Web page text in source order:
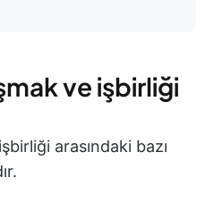
ve işbirliği
arasındaki bazı